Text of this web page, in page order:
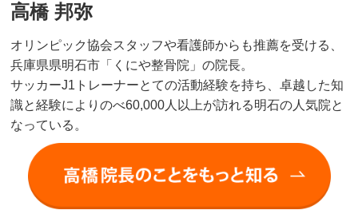
高橋 邦弥
オリンピック協会スタッフや看護師からも推薦を受ける、
兵庫県県明石市「くにや整骨院」の院長。
サッカーJ1トレーナーとての活動経験を持ち、卓越した知
識と経験によりのべ60,000人以上が訪れる明石の人気院と
なっている。